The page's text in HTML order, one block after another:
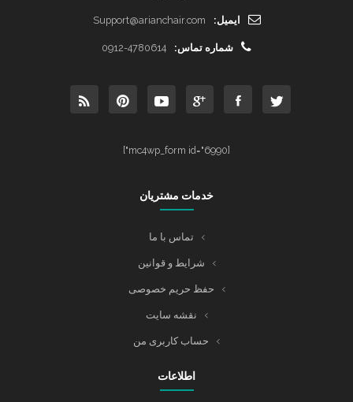
ایمیل: Support@arianchair.com
شماره تماس: 0912-4780614
[mc4wp_form id="6990"]
خدمات مشتریان
تماس با ما
شرایط و قوانین
حفظ حریم خصوصی
نقشه سایت
حساب کاربری من
اطلاعات